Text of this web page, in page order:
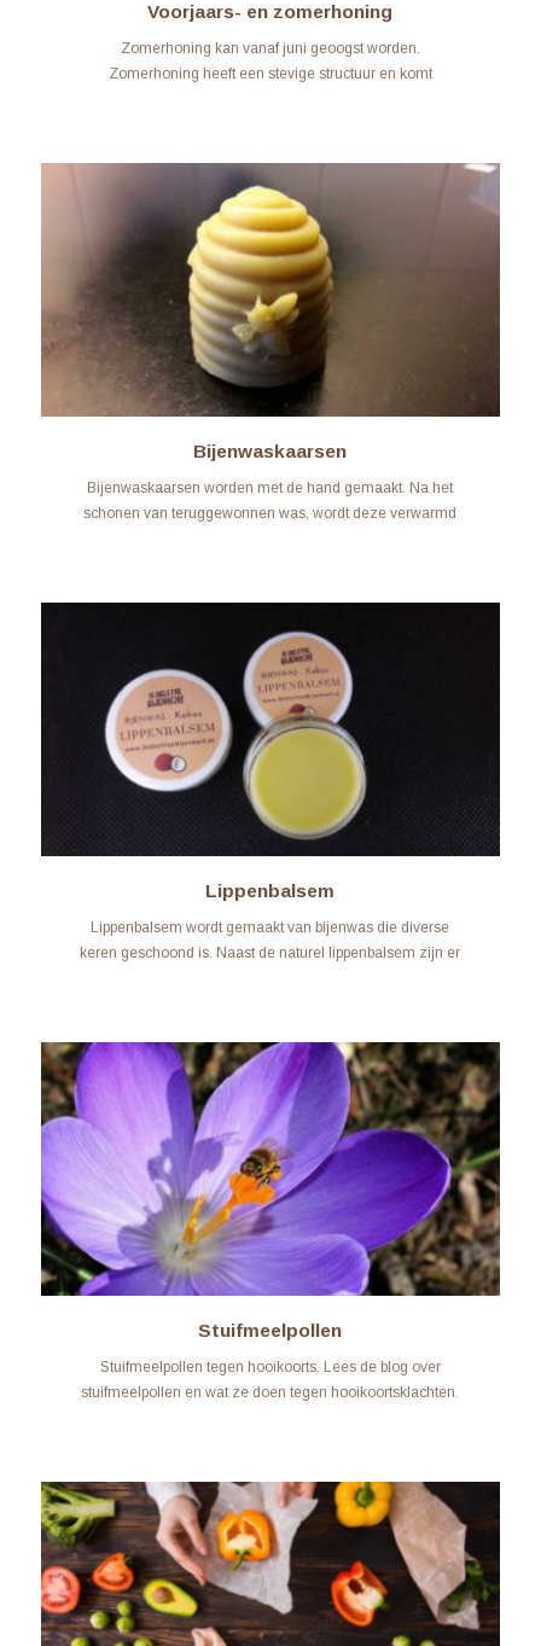
Voorjaars- en zomerhoning
Zomerhoning kan vanaf juni geoogst worden.
Zomerhoning heeft een stevige structuur en komt
Bijenwaskaarsen
Bijenwaskaarsen worden met de hand gemaakt. Na het
schonen van teruggewonnen was, wordt deze verwarmd
Lippenbalsem
Lippenbalsem wordt gemaakt van bijenwas die diverse
keren geschoond is. Naast de naturel lippenbalsem zijn er
Stuifmeelpollen
Stuifmeelpollen tegen hooikoorts. Lees de blog over
stuifmeelpollen en wat ze doen tegen hooikoortsklachten.